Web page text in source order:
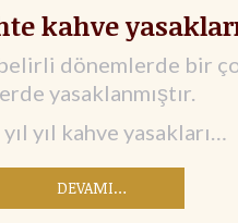
kahve
dönemlerde bir
yasaklanmıştır.
yıl kahve yasakları…
DEVAMI…